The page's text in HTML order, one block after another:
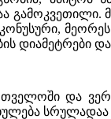
გამოკვეთილი.
დიამეტრები
და
სრულადაა